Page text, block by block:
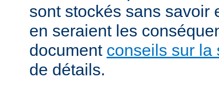
sont stockés sans savoir
en seraient les
document conseils sur la
de détails.